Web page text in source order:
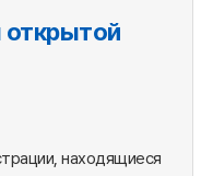
находящиеся